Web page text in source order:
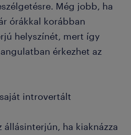
Még jobb, ha
órákkal korábban
helyszínét, mert így
érkezhet az
introvertált
állásinterjún, ha kiaknázza